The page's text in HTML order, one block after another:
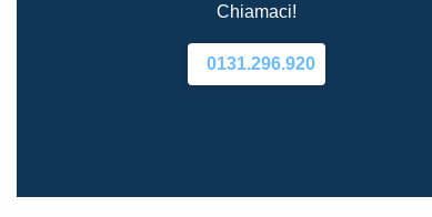
Chiamaci!
0131.296.920